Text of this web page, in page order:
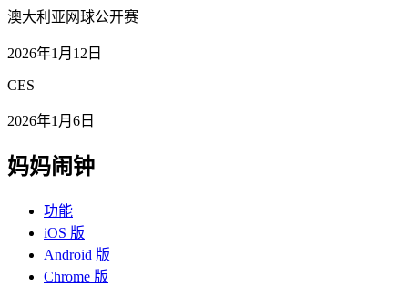
澳大利亚网球公开赛
2026年1月12日
CES
2026年1月6日
妈妈闹钟
功能
iOS 版
Android 版
Chrome 版